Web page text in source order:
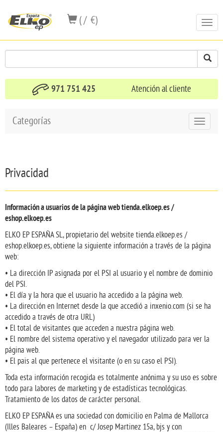
( / €)
971 751 425 Atención al cliente
Toggle
Categorías
Privacidad
Información a usuarios de la página webtienda.elkoep.es /
eshop.elkoep.es
ELKO EP ESPAÑA SL, propietario del website tienda.elkoep.es /
eshop.elkoep.es, obtiene la siguiente información a través de la página
web:
• La dirección IP asignada por el PSI al usuario y el nombre de dominio
del PSI.
• El día y la hora que el usuario ha accedido a la página web.
• La dirección en Internet desde la que accedió a inxenio.com (si se ha
accedido a través de otra URL)
• El total de visitantes que acceden a nuestra página web.
• El nombre del sistema operativo y el navegador utilizado para ver la
página web.
• El pais al que pertenece el visitante (o en su caso el PSI).
Toda esta información recogida es totalmente anónima y su uso es sobre
todo para labores de marketing y de estadísticas tecnológicas.
Tratamiento de los datos de carácter personal.
ELKO EP ESPAÑA es una sociedad con domicilio en Palma de Mallorca
(Illes Baleares – España) en c/ Josep Martinez 15a, bjs y con